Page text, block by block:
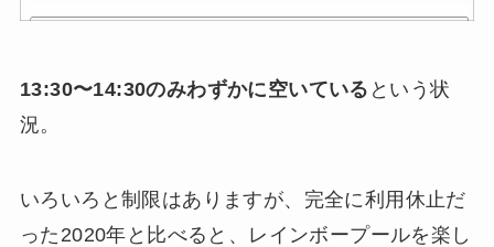
13:30〜14:30のみわずかに空いている という状
況。
いろいろと制限はありますが、完全に利用休止だ
った2020年と比べると、レインボープールを楽し